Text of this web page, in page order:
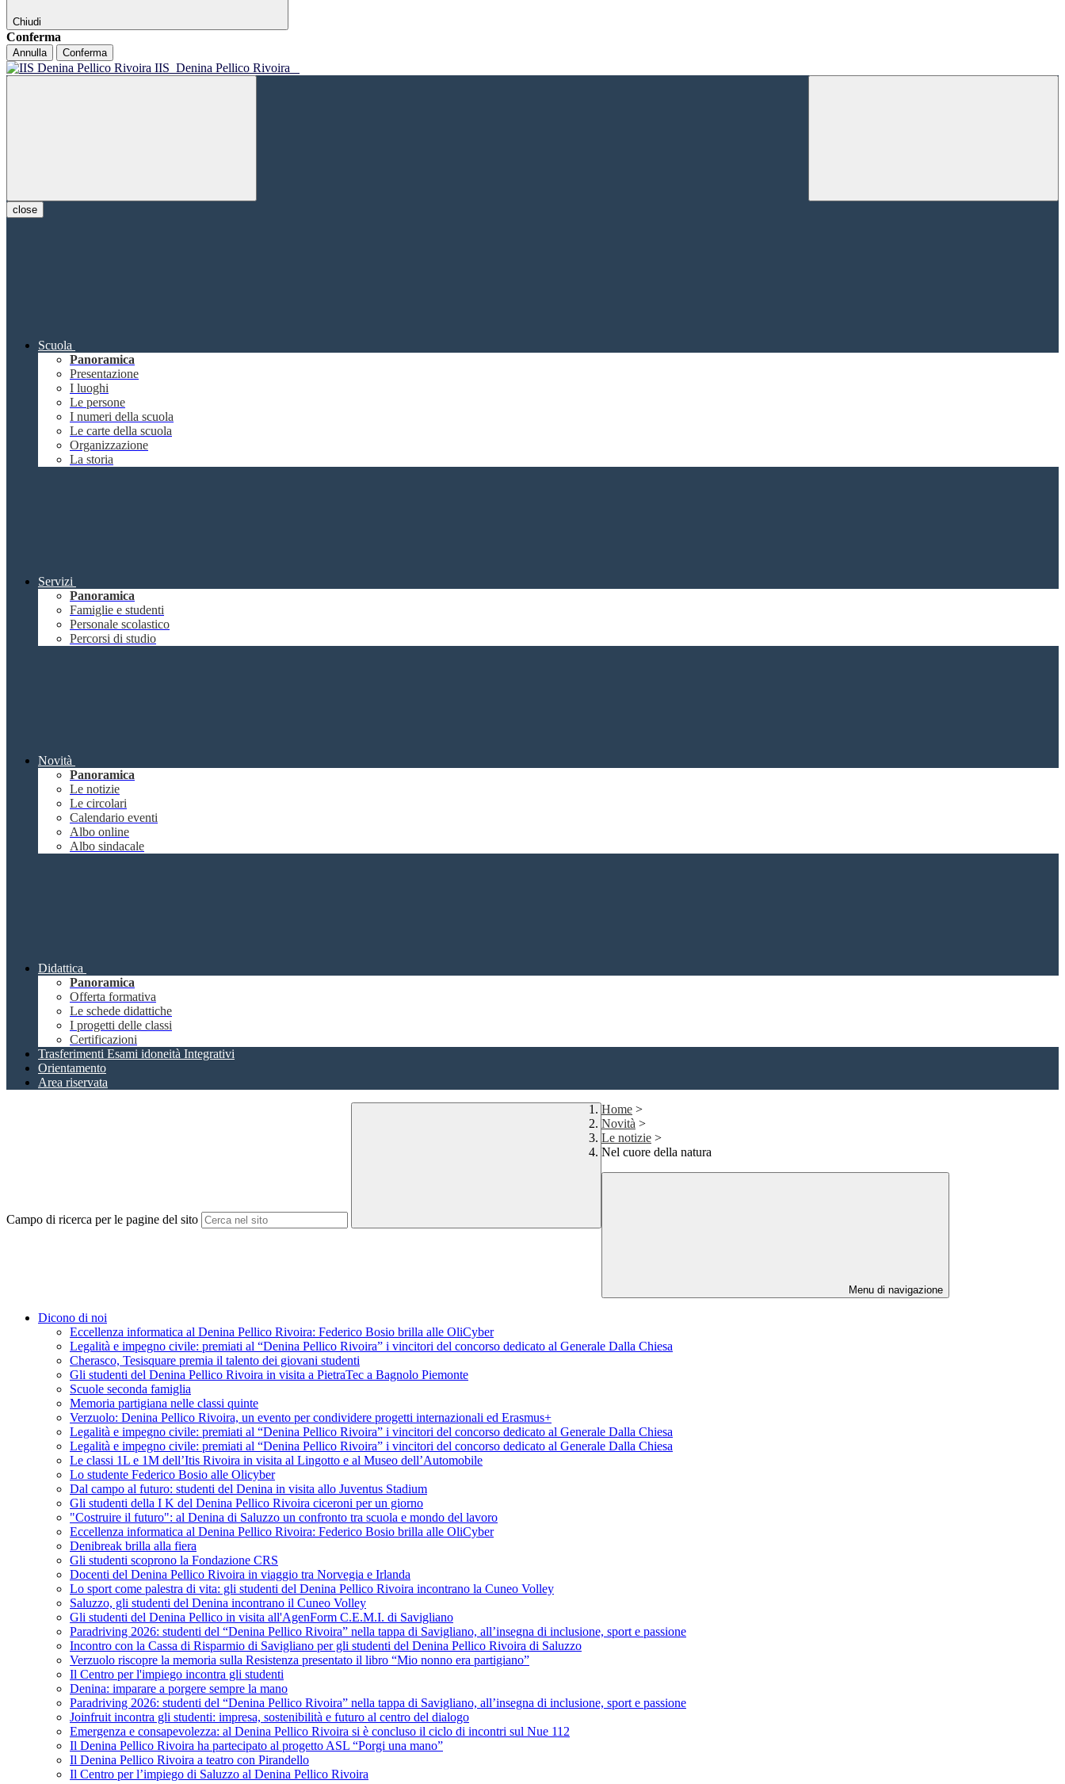
Chiudi
Conferma
Annulla Conferma
IIS Denina Pellico Rivoira
close
Scuola
Panoramica
Presentazione
I luoghi
Le persone
I numeri della scuola
Le carte della scuola
Organizzazione
La storia
Servizi
Panoramica
Famiglie e studenti
Personale scolastico
Percorsi di studio
Novità
Panoramica
Le notizie
Le circolari
Calendario eventi
Albo online
Albo sindacale
Didattica
Panoramica
Offerta formativa
Le schede didattiche
I progetti delle classi
Certificazioni
Trasferimenti Esami idoneità Integrativi
Orientamento
Area riservata
Campo di ricerca per le pagine del sito
Home >
Novità >
Le notizie >
Nel cuore della natura
Menu di navigazione
Dicono di noi
Eccellenza informatica al Denina Pellico Rivoira: Federico Bosio brilla alle OliCyber
Legalità e impegno civile: premiati al “Denina Pellico Rivoira” i vincitori del concorso dedicato al Generale Dalla Chiesa
Cherasco, Tesisquare premia il talento dei giovani studenti
Gli studenti del Denina Pellico Rivoira in visita a PietraTec a Bagnolo Piemonte
Scuole seconda famiglia
Memoria partigiana nelle classi quinte
Verzuolo: Denina Pellico Rivoira, un evento per condividere progetti internazionali ed Erasmus+
Legalità e impegno civile: premiati al “Denina Pellico Rivoira” i vincitori del concorso dedicato al Generale Dalla Chiesa
Legalità e impegno civile: premiati al “Denina Pellico Rivoira” i vincitori del concorso dedicato al Generale Dalla Chiesa
Le classi 1L e 1M dell’Itis Rivoira in visita al Lingotto e al Museo dell’Automobile
Lo studente Federico Bosio alle Olicyber
Dal campo al futuro: studenti del Denina in visita allo Juventus Stadium
Gli studenti della I K del Denina Pellico Rivoira ciceroni per un giorno
"Costruire il futuro": al Denina di Saluzzo un confronto tra scuola e mondo del lavoro
Eccellenza informatica al Denina Pellico Rivoira: Federico Bosio brilla alle OliCyber
Denibreak brilla alla fiera
Gli studenti scoprono la Fondazione CRS
Docenti del Denina Pellico Rivoira in viaggio tra Norvegia e Irlanda
Lo sport come palestra di vita: gli studenti del Denina Pellico Rivoira incontrano la Cuneo Volley
Saluzzo, gli studenti del Denina incontrano il Cuneo Volley
Gli studenti del Denina Pellico in visita all'AgenForm C.E.M.I. di Savigliano
Paradriving 2026: studenti del “Denina Pellico Rivoira” nella tappa di Savigliano, all’insegna di inclusione, sport e passione
Incontro con la Cassa di Risparmio di Savigliano per gli studenti del Denina Pellico Rivoira di Saluzzo
Verzuolo riscopre la memoria sulla Resistenza presentato il libro “Mio nonno era partigiano”
Il Centro per l'impiego incontra gli studenti
Denina: imparare a porgere sempre la mano
Paradriving 2026: studenti del “Denina Pellico Rivoira” nella tappa di Savigliano, all’insegna di inclusione, sport e passione
Joinfruit incontra gli studenti: impresa, sostenibilità e futuro al centro del dialogo
Emergenza e consapevolezza: al Denina Pellico Rivoira si è concluso il ciclo di incontri sul Nue 112
Il Denina Pellico Rivoira ha partecipato al progetto ASL “Porgi una mano”
Il Denina Pellico Rivoira a teatro con Pirandello
Il Centro per l’impiego di Saluzzo al Denina Pellico Rivoira